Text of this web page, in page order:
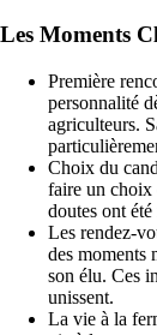
Les Moments
Première
personnalité
agriculteurs.
Choix du
faire un choix
doutes ont
Les rendez-
des moments
son élu. Ces
unissent.
La vie à la